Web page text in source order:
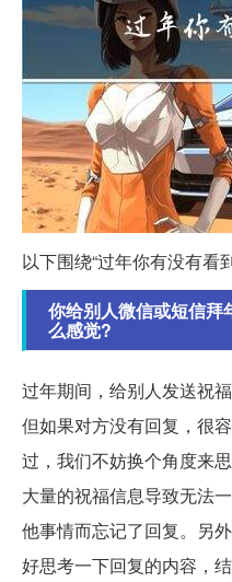
以下围绕“过年你有没有看
你给别人微信或短信拜
么感觉?
过年期间，给别人发送祝
但如果对方没有回复，很
过，我们不妨换个角度来
大量的祝福信息导致无法
他事情而忘记了回复。另
好思考一下回复的内容，